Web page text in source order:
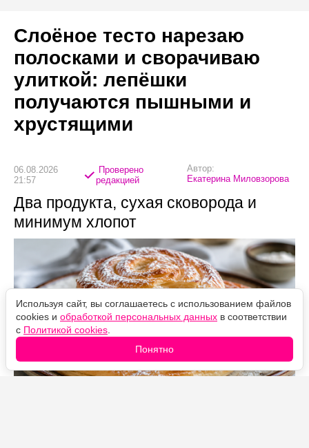
Слоёное тесто нарезаю
полосками и сворачиваю
улиткой: лепёшки
получаются пышными и
хрустящими
06.08.2026
21:57
Проверено
редакцией
Автор:
Екатерина Миловзорова
Два продукта, сухая сковорода и
минимум хлопот
Используя сайт, вы соглашаетесь с использованием файлов
cookies и обработкой персональных данных в соответствии
с Политикой cookies
Понятно